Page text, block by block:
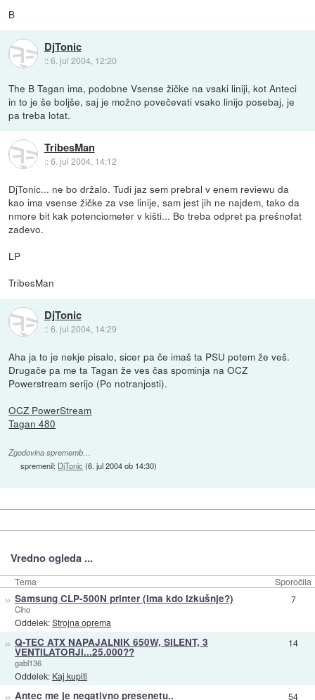
B
DjTonic
::6. jul 2004, 12:20
The B Tagan ima, podobne Vsense žičke na vsaki liniji, kot Anteci
in to je še boljše, saj je možno povečevati vsako linijo posebaj, je
pa treba lotat.
TribesMan
::6. jul 2004, 14:12
DjTonic... ne bo držalo. Tudi jaz sem prebral v enem reviewu da
kao ima vsense žičke za vse linije, sam jest jih ne najdem, tako da
nmore bit kak potenciometer v kišti... Bo treba odpret pa prešnofat
zadevo.
LP
TribesMan
DjTonic
::6. jul 2004, 14:29
Aha ja to je nekje pisalo, sicer pa če imaš ta PSU potem že veš.
Drugače pa me ta Tagan že ves čas spominja na OCZ
Powerstream serijo (Po notranjosti).
OCZ PowerStream
Tagan 480
Zgodovina sprememb…
spremenil: DjTonic (6. jul 2004 ob 14:30)
Vredno ogleda ...
Tema Sporočila
» Samsung CLP-500N printer (Ima kdo Izkušnje?)
Ciho
Oddelek:Strojna oprema
7
» Q-TEC ATX NAPAJALNIK 650W, SILENT, 3
VENTILATORJI...25.000??
gabl136
Oddelek: Kaj kupiti
14
» Antec me je negativno presenetu.. 54